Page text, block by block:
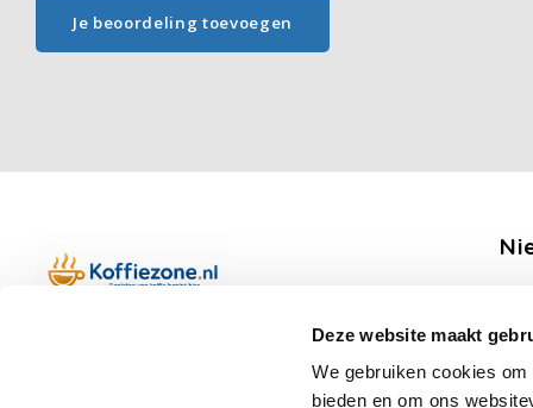
Deze website maakt
We gebruiken cookies
bieden en om ons
Je beoordeling toevoegen